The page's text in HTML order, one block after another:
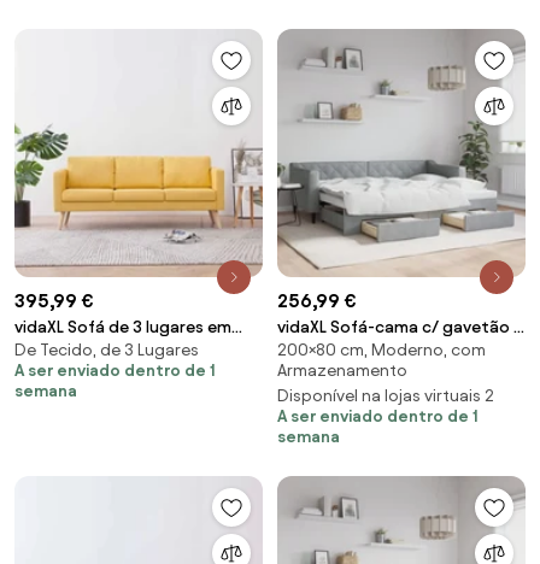
395,99 €
vidaXL Sofá de 3 lugares em
tecido amarelo
De Tecido, de 3 Lugares
A ser enviado dentro de 1
semana
256,99 €
vidaXL Sofá-cama c/ gavetão e
gavetas 80x200 cm tecido
cinzento-claro
200×80 cm, Moderno, com
Armazenamento
Disponível na lojas virtuais 2
A ser enviado dentro de 1
semana